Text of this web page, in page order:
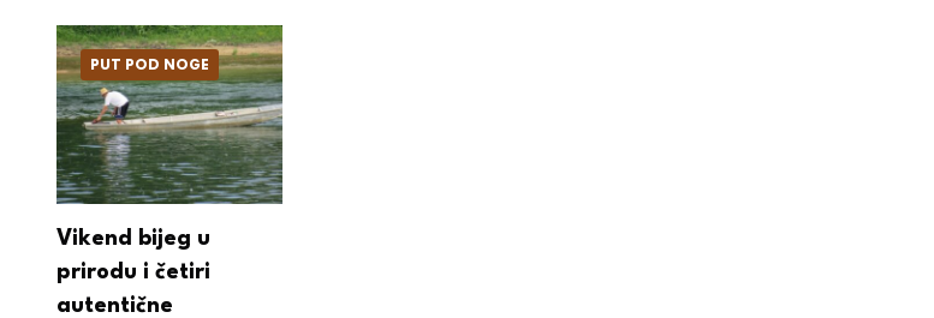
PUT POD NOGE
Vikend bijeg u
prirodu i četiri
autentične